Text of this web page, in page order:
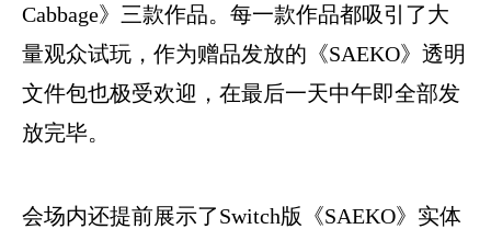
Cabbage》三款作品。每一款作品都吸引了大
量观众试玩，作为赠品发放的《SAEKO》透明
文件包也极受欢迎，在最后一天中午即全部发
放完毕。
会场内还提前展示了Switch版《SAEKO》实体